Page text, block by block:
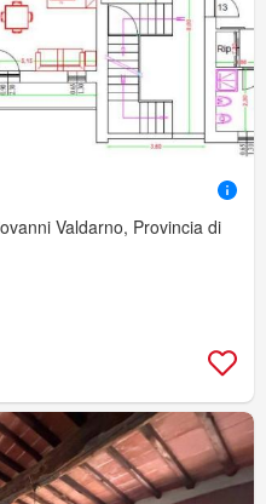
Valdarno, Provincia di